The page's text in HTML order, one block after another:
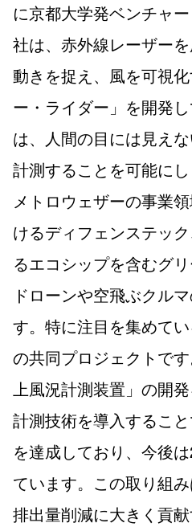
に京都大学発ベンチャ
社は、赤外線レーザー
動きを捉え、風を可視
ー・ライダー」を開発
は、人間の目には見え
計測することを可能にし
メトロウェザーの事業
けるディフェンステッ
るエコシップを含むグ
ドローンや空飛ぶクル
す。特に注目を集めて
の共同プロジェクトで
上風況計測装置」の開
計測技術を導入するこ
を達成しており、今後
ています。この取り組
排出量削減に大きく貢